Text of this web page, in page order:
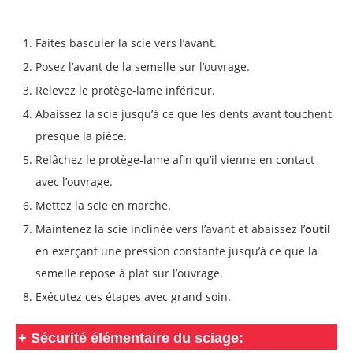
Faites basculer la scie vers l’avant.
Posez l’avant de la semelle sur l’ouvrage.
Relevez le protège-lame inférieur.
Abaissez la scie jusqu’à ce que les dents avant touchent
presque la pièce.
Relâchez le protège-lame afin qu’il vienne en contact
avec l’ouvrage.
Mettez la scie en marche.
Maintenez la scie inclinée vers l’avant et abaissez l’outil
en exerçant une pression constante jusqu’à ce que la
semelle repose à plat sur l’ouvrage.
Exécutez ces étapes avec grand soin.
+ Sécurité élémentaire du sciage: